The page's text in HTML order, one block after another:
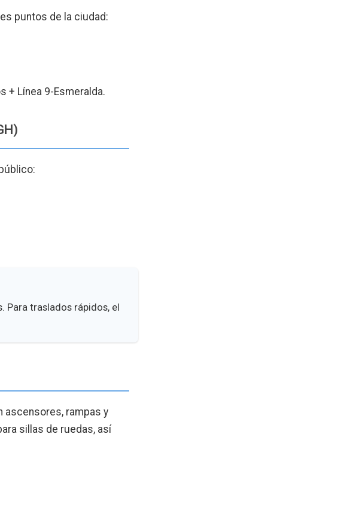
puntos de la ciudad:
+ Línea 9-Esmeralda.
Para traslados rápidos, el
ascensores, rampas y
sillas de ruedas, así